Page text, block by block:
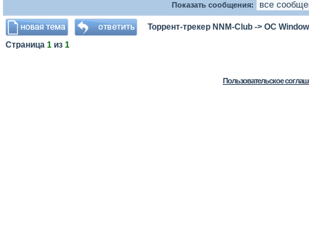
Показать сообщения:
Торрент-трекер NNM-Club -> ОС
Страница 1 из 1
Пользовательское